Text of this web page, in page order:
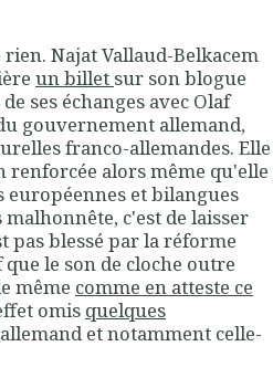
Najat Vallaud-Belkacem
un billet sur son blogue
ses échanges avec Olaf
gouvernement allemand,
franco-allemandes. Elle
renforcée alors même qu'elle
européennes et bilangues
c'est de laisser
pas blessé par la réforme
le son de cloche outre
même comme en atteste ce
omis quelques
et notamment celle-